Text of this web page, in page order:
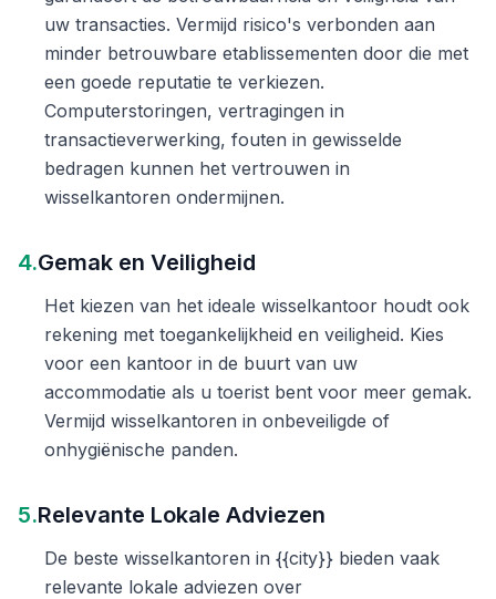
uw transacties. Vermijd risico's verbonden aan
minder betrouwbare etablissementen door die met
een goede reputatie te verkiezen.
Computerstoringen, vertragingen in
transactieverwerking, fouten in gewisselde
bedragen kunnen het vertrouwen in
wisselkantoren ondermijnen.
4.Gemak en Veiligheid
Het kiezen van het ideale wisselkantoor houdt ook
rekening met toegankelijkheid en veiligheid. Kies
voor een kantoor in de buurt van uw
accommodatie als u toerist bent voor meer gemak.
Vermijd wisselkantoren in onbeveiligde of
onhygiënische panden.
5.Relevante Lokale Adviezen
De beste wisselkantoren in {{city}} bieden vaak
relevante lokale adviezen over